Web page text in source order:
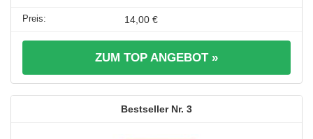
14,00 €
ZUM TOP ANGEBOT »
3